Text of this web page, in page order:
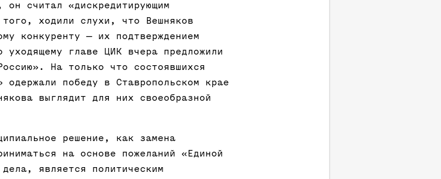
он считал «дискредитирующим
ходили слухи, что Вешняков
конкуренту — их подтверждением
главе ЦИК вчера предложили
На только что состоявшихся
одержали победу в Ставропольском крае
выглядит для них своеобразной
решение, как замена
на основе пожеланий «Единой
является политическим